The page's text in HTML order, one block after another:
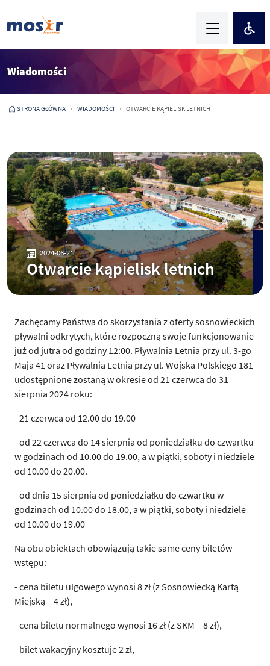
Wiadomości
STRONA GŁÓWNA WIADOMOŚCI OTWARCIE KĄPIELISK LETNICH
2024-06-21
Otwarcie kąpielisk letnich
Zachęcamy Państwa do skorzystania z oferty sosnowieckich
pływalni odkrytych, które rozpoczną swoje funkcjonowanie
już od jutra od godziny 12:00. Pływalnia Letnia przy ul. 3-go
Maja 41 oraz Pływalnia Letnia przy ul. Wojska Polskiego 181
udostępnione zostaną w okresie od 21 czerwca do 31
sierpnia 2024 roku:
- 21 czerwca od 12.00 do 19.00
- od 22 czerwca do 14 sierpnia od poniedziałku do czwartku
w godzinach od 10.00 do 19.00, a w piątki, soboty i niedziele
od 10.00 do 20.00.
- od dnia 15 sierpnia od poniedziałku do czwartku w
godzinach od 10.00 do 18.00, a w piątki, soboty i niedziele
od 10.00 do 19.00
Na obu obiektach obowiązują takie same ceny biletów
wstępu:
- cena biletu ulgowego wynosi 8 zł (z Sosnowiecką Kartą
Miejską – 4 zł),
- cena biletu normalnego wynosi 16 zł (z SKM – 8 zł),
- bilet wakacyjny kosztuje 2 zł,